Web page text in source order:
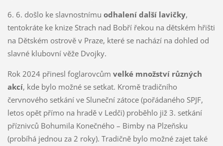
6. 6. došlo ke slavnostnímu odhalení další lavičky,
tentokráte ke knize Strach nad Bobří řekou na dětském hřišti
na Dětském ostrově v Praze, které se nachází na dohled od
slavné klubovní věže Dvojky.
Rok 2024 přinesl foglarovcům velké množství různých
akcí, kde bylo možné se setkat. Kromě tradičního
červnového setkání ve Sluneční zátoce (pořádaného SPJF,
letos opět přímo na hradě v Ledči) proběhlo již 3. setkání
příznivců Bohumila Konečného – Bimby na Plzeňsku
(probíhá jednou za 2 roky). Tradičně bylo možné zajet také